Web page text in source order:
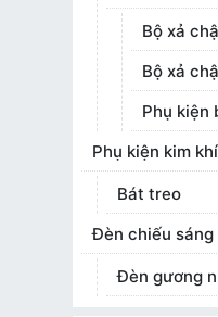
Bộ xả
Bộ xả
Phụ kiện
Phụ kiện kim khí
Bát treo
Đèn chiếu sáng
Đèn gương